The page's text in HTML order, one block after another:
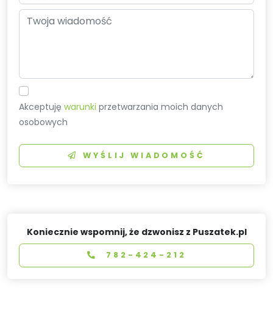
Akceptujęwarunki przetwarzania moich danych
osobowych
WYŚLIJ WIADOMOŚĆ
Koniecznie wspomnij, że dzwonisz z Puszatek.pl
782-424-212